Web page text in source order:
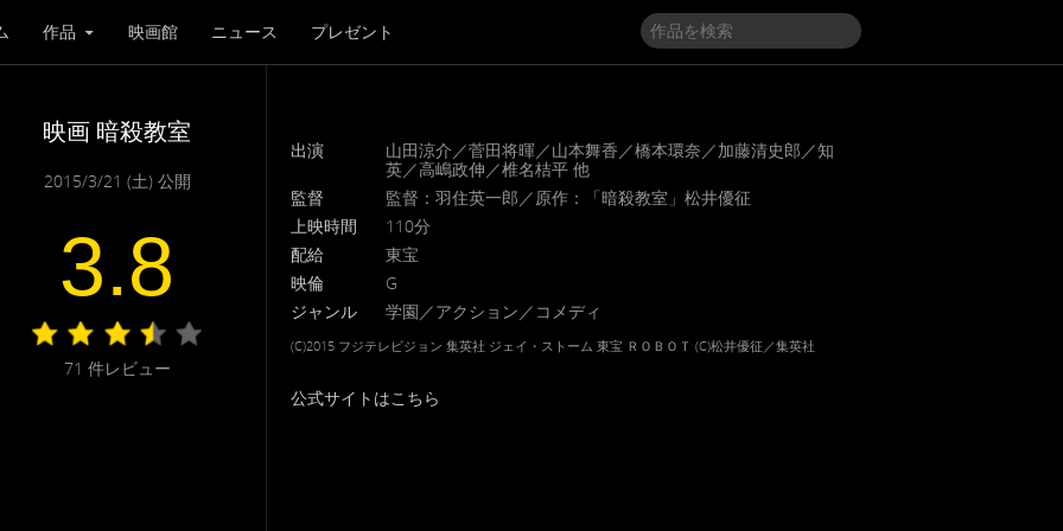
作品 映画館 ニュース プレゼント
映画 暗殺教室
2015/3/21 (土) 公開
3.8
71 件レビュー
出演
山田涼介／菅田将暉／山本舞香／橋本環奈／加藤清史郎／知
英／高嶋政伸／椎名桔平 他
監督
監督：羽住英一郎／原作：「暗殺教室」松井優征
上映時間
110分
配給
東宝
映倫
G
ジャンル
学園／アクション／コメディ
(C)2015 フジテレビジョン 集英社 ジェイ・ストーム 東宝 ＲＯＢＯＴ (C)松井優征／集英社
公式サイトはこちら